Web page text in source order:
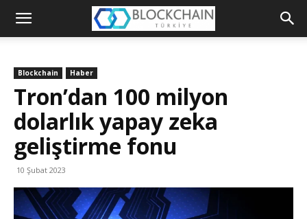
Blockchain
Blockchain Haber
Tron’dan 100 milyon
dolarlık yapay zeka
geliştirme fonu
10 Şubat 2023